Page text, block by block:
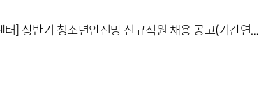
] 상반기 청소년안전망 신규직원 채용 공고(기간연…